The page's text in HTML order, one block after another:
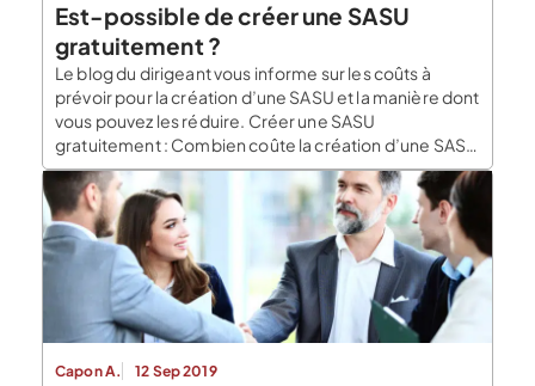
Est-possible de créer une SASU
gratuitement ?
Le blog du dirigeant vous informe sur les coûts à
prévoir pour la création d’une SASU et la manière dont
vous pouvez les réduire. Créer une SASU
gratuitement : Combien coûte la création d’une SASU
? Soyons clair, créer une SASU gratuitement n’est pas
possible, il existe des frais obligatoires et
incompressibles. Chaque étape de […]
Capon A. 12 Sep 2019